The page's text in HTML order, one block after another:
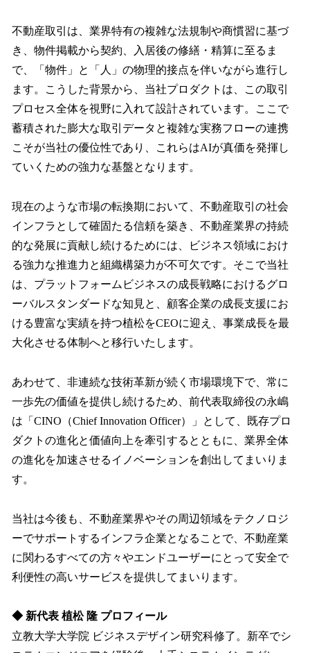
不動産取引は、業界特有の複雑な法規制や商慣習に基づ
き、物件掲載から契約、入居後の修繕・精算に至るま
で、「物件」と「人」の物理的接点を伴いながら進行し
ます。こうした背景から、当社プロダクトは、この取引
プロセス全体を視野に入れて設計されています。ここで
蓄積された膨大な取引データと複雑な実務フローの連携
こそが当社の優位性であり、これらはAIが真価を発揮し
ていくための強力な基盤となります。
現在のような市場の転換期において、不動産取引の社会
インフラとして確固たる信頼を築き、不動産業界の持続
的な発展に貢献し続けるためには、ビジネス領域におけ
る強力な推進力と組織構築力が不可欠です。そこで当社
は、プラットフォームビジネスの成長戦略におけるグロ
ーバルスタンダードな知見と、顧客企業の成長支援にお
ける豊富な実績を持つ植松をCEOに迎え、事業成長を最
大化させる体制へと移行いたします。
あわせて、非連続な技術革新が続く市場環境下で、常に
一歩先の価値を提供し続けるため、前代表取締役の永嶋
は「CINO（Chief Innovation Officer）」として、既存プロ
ダクトの進化と価値向上を牽引するとともに、業界全体
の進化を加速させるイノベーションを創出してまいりま
す。
当社は今後も、不動産業界やその周辺領域をテクノロジ
ーでサポートするインフラ企業となることで、不動産業
に関わるすべての⽅々やエンドユーザーにとって安全で
利便性の⾼いサービスを提供してまいります。
◆ 新代表 植松 隆 プロフィール
立教大学大学院 ビジネスデザイン研究科修了。新卒でシ